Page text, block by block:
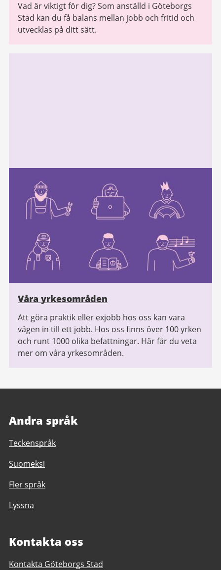
Vad är viktigt för dig? Som anställd i Göteborgs
Stad kan du få balans mellan jobb och fritid och
utvecklas på ditt sätt.
Våra yrkesområden
Att göra praktik eller exjobb hos oss kan vara
vägen in till ett jobb. Hos oss finns över 100 yrken
och runt 1000 olika befattningar. Här får du veta
mer om våra yrkesområden.
Andra språk
Teckenspråk
Suomeksi
Fler språk
Lyssna
Kontakta oss
Kontakta Göteborgs Stad